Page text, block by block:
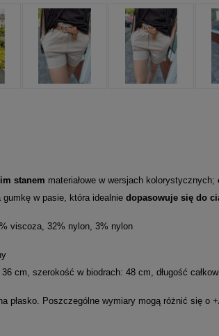
stanem materiałowe w wersjach kolorystycznych;
gumkę w pasie, która idealnie dopasowuje się do
viscoza, 32% nylon, 3% nylon
cm, szerokość w biodrach: 48 cm, długość
płasko. Poszczególne wymiary mogą różnić się o